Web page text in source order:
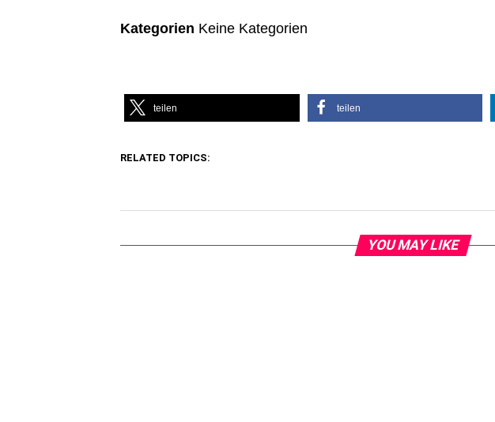
Kategorien Keine Kategorien
teilen teilen
RELATED TOPICS:
YOU MAY LIKE